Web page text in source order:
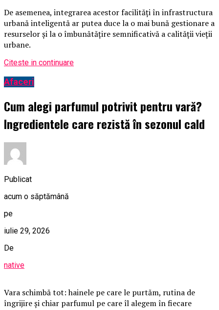
De asemenea, integrarea acestor facilități în infrastructura
urbană inteligentă ar putea duce la o mai bună gestionare a
resurselor și la o îmbunătățire semnificativă a calității vieții
urbane.
Citeste in continuare
Afaceri
Cum alegi parfumul potrivit pentru vară?
Ingredientele care rezistă în sezonul cald
Publicat
acum o săptămână
pe
iulie 29, 2026
De
native
Vara schimbă tot: hainele pe care le purtăm, rutina de
îngrijire și chiar parfumul pe care îl alegem în fiecare